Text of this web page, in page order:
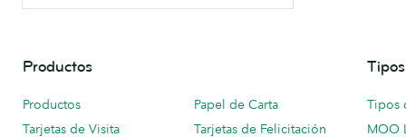
Productos
Productos
Tarjetas de Visita
Papel de Carta
Tarjetas de Felicitación
Tipos
MOO